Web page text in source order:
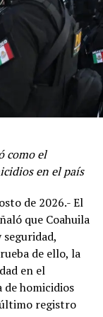
como el
de Derecho
disminuyó el
y que hoy
ciudadana
a mantener
a mantener
de la
de su gestión,
e
y transversal
asumen sus
como el
en el país
de 2026.- El
que Coahuila
de ello, la
en el
homicidios
registro